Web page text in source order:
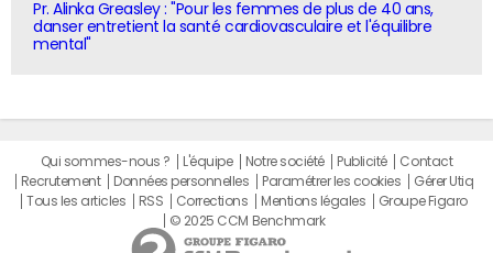
Pr. Alinka Greasley : "Pour les femmes de plus de 40 ans,
danser entretient la santé cardiovasculaire et l'équilibre
mental"
Qui sommes-nous ? L'équipe Notre société Publicité
Contact
Recrutement
Données personnelles Paramétrer les cookies
Gérer Utiq
Tous les articles
RSS Corrections Mentions légales
Groupe Figaro
© 2025 CCM Benchmark